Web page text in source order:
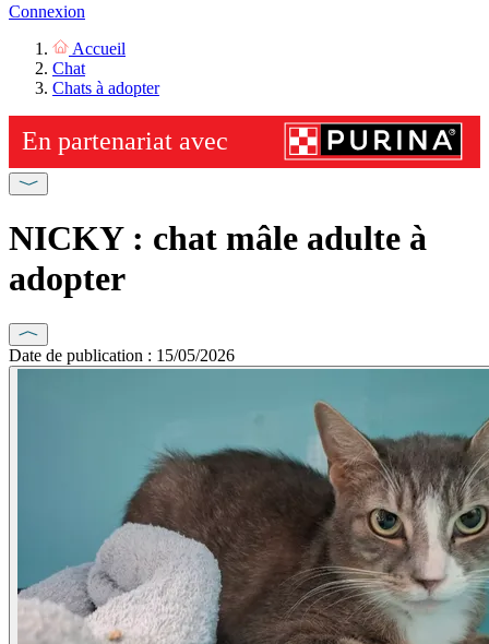
Connexion
Accueil
Chat
Chats à adopter
NICKY : chat mâle adulte à
adopter
Date de publication : 15/05/2026